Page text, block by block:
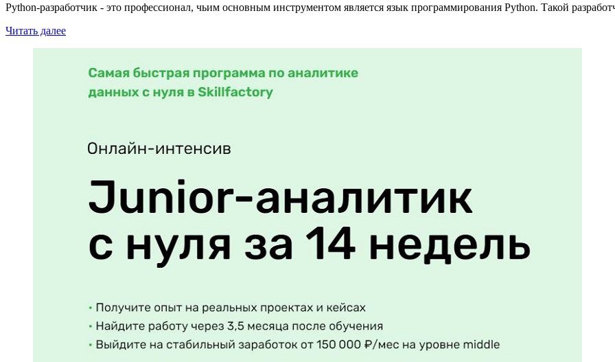
Python-разработчик - это профессионал, чьим основным инструментом является язык программирования Python. Такой
Читать далее